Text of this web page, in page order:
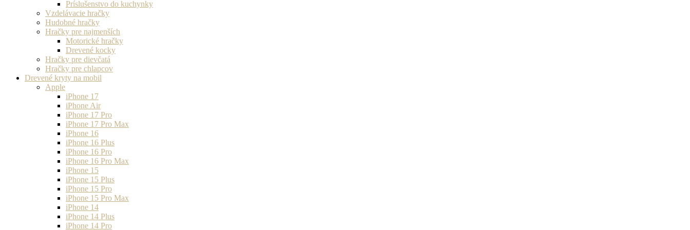
Príslušenstvo do kuchynky
Vzdelávacie hračky
Hudobné hračky
Hračky pre najmenších
Motorické hračky
Drevené kocky
Hračky pre dievčatá
Hračky pre chlapcov
Drevené kryty na mobil
Apple
iPhone 17
iPhone Air
iPhone 17 Pro
iPhone 17 Pro Max
iPhone 16
iPhone 16 Plus
iPhone 16 Pro
iPhone 16 Pro Max
iPhone 15
iPhone 15 Plus
iPhone 15 Pro
iPhone 15 Pro Max
iPhone 14
iPhone 14 Plus
iPhone 14 Pro